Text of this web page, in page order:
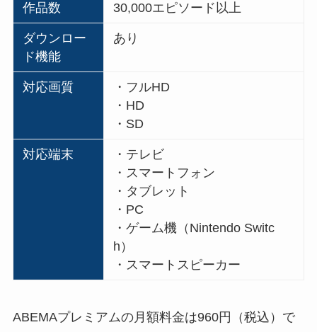
作品数 30,000エピソード以上
ダウンロー
ド機能
あり
対応画質
・フルHD
・HD
・SD
対応端末
・テレビ
・スマートフォン
・タブレット
・PC
・ゲーム機（Nintendo Switc
h）
・スマートスピーカー
ABEMAプレミアムの月額料金は960円（税込）で